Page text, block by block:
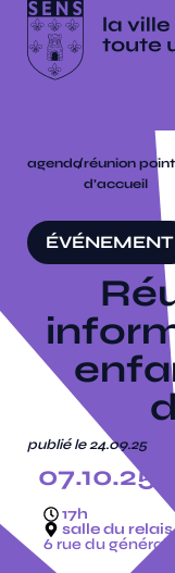
agenda/réunion
d’accueil
ÉVÉNEMENT
publié le 24.09.25
07.10.25
17h
salle du relais
6 rue du général